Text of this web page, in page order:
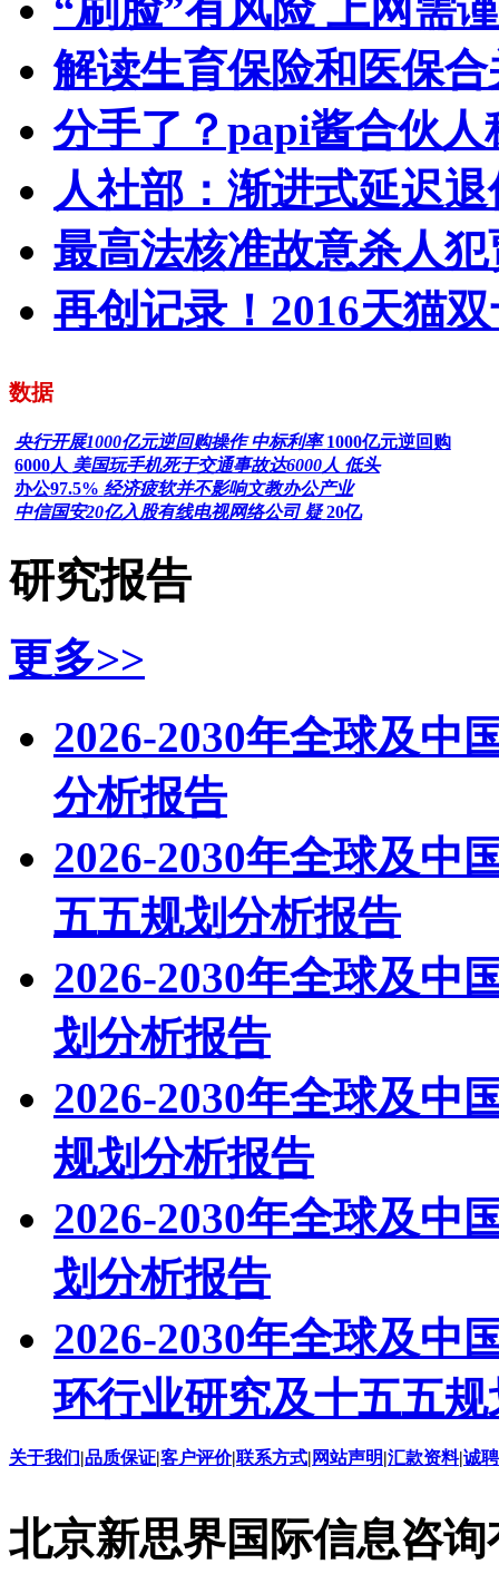
“刷脸”有风险 上网需
解读生育保险和医保
分手了？papi酱合伙
人社部：渐进式延迟
最高法核准故意杀人
再创记录！2016天猫
数据
央行开展1000亿元逆回购操作 中标利率 1000亿元逆回购
6000人 美国玩手机死于交通事故达6000人 低头
办公97.5% 经济疲软并不影响文教办公产业
中信国安20亿入股有线电视网络公司 疑 20亿
研究报告
更多>>
2026-2030年全球及中
分析报告
2026-2030年全球及中
五五规划分析报告
2026-2030年全球及中
划分析报告
2026-2030年全球及中
规划分析报告
2026-2030年全球及中
划分析报告
2026-2030年全球及中
环行业研究及十五五
关于我们|品质保证|客户评价|联系方式| 网站声明|汇款资料|诚
北京新思界国际信息咨